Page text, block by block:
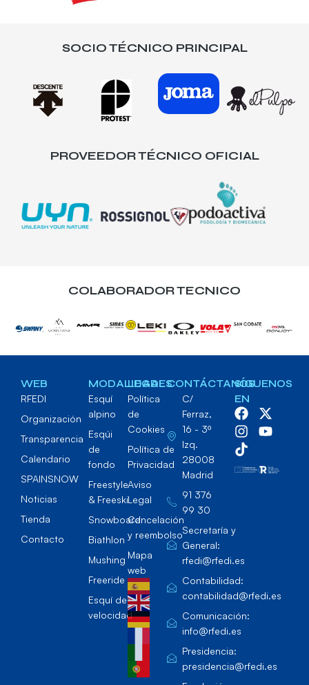
SOCIO TÉCNICO PRINCIPAL
PROVEEDOR TÉCNICO OFICIAL
COLABORADOR TECNICO
WEB
RFEDI
Organización
Transparencia
Calendario
SPAINSNOW
Noticias
Tienda
Contacto
MODALIDADES
Esquí
alpino
Esqúi
de
fondo
Freestyle
& Freeski
Snowboard
Biathlon
Mushing
Freeride
Esquí de
velocidad
LEGAL
Política
de
Cookies
Política de
Privacidad
Aviso
Legal
Cancelación
y reembolso
Mapa
web
CONTÁCTANOS
C/
Ferraz,
16 - 3º
Izq.
28008
Madrid
91 376
99 30
Secretaría y
General:
rfedi@rfedi.es
Contabilidad:
contabilidad@rfedi.es
Comunicación:
info@rfedi.es
Presidencia:
presidencia@rfedi.es
SÍGUENOS
EN